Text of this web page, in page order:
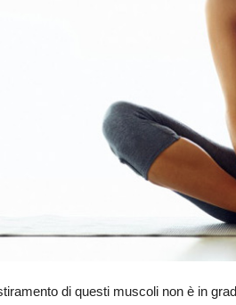
di questi muscoli non è in